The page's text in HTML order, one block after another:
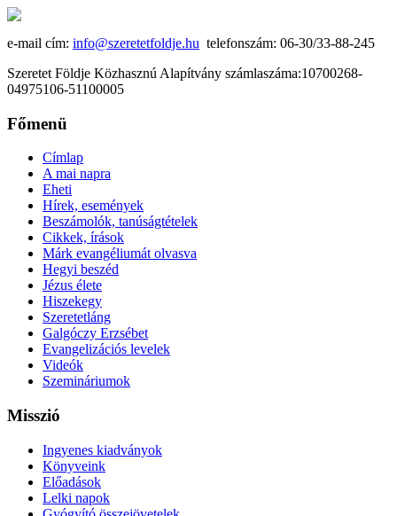
e-mail cím: info@szeretetfoldje.hu telefonszám: 06-30/33-88-245
Szeretet Földje Közhasznú Alapítvány számlaszáma:10700268-
04975106-51100005
Főmenü
Címlap
A mai napra
Eheti
Hírek, események
Beszámolók, tanúságtételek
Cikkek, írások
Márk evangéliumát olvasva
Hegyi beszéd
Jézus élete
Hiszekegy
Szeretetláng
Galgóczy Erzsébet
Evangelizációs levelek
Videók
Szemináriumok
Misszió
Ingyenes kiadványok
Könyveink
Előadások
Lelki napok